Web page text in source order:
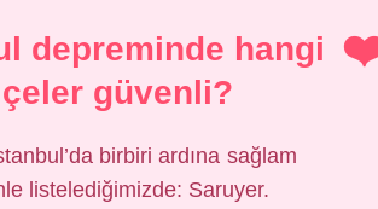
depreminde hangi
güvenli?
birbiri ardına sağlam
listelediğimizde: Saruyer.